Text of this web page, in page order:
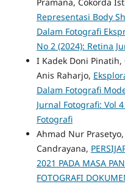
Representasi Body
Dalam Fotografi
No 2 (2024): Retina
I Kadek Doni
Anis Raharjo,
Dalam Fotografi
Jurnal Fotografi: Vol
Fotografi
Ahmad Nur
Candrayana,
2021 PADA MASA
FOTOGRAFI